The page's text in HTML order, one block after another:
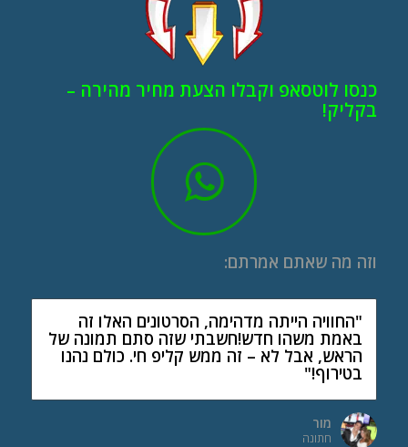
כנסו לוטסאפ וקבלו הצעת מחיר מהירה –
בקליק!
וזה מה שאתם אמרתם:
"החוויה הייתה מדהימה, הסרטונים האלו זה
באמת משהו חדש!חשבתי שזה סתם תמונה של
הראש, אבל לא – זה ממש קליפ חי. כולם נהנו
בטירוף!"
מור
חתונה